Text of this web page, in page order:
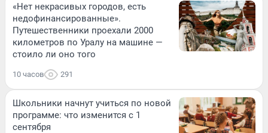
«Нет некрасивых городов, есть
недофинансированные».
Путешественники проехали 2000
километров по Уралу на машине —
стоило ли оно того
10 часов 291
Школьники начнут учиться по новой
программе: что изменится с 1
сентября